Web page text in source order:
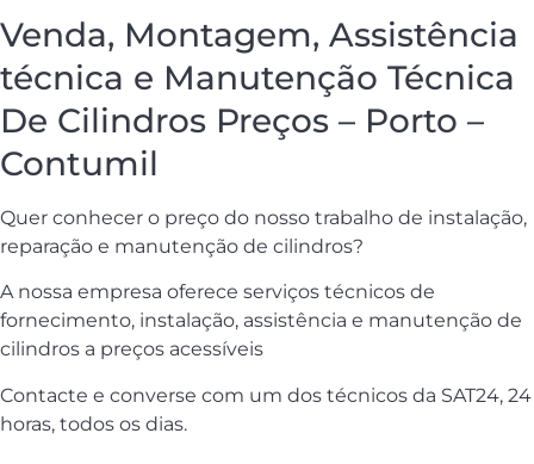
Venda, Montagem, Assistência
técnica e Manutenção Técnica
De Cilindros Preços – Porto –
Contumil
Quer conhecer o preço do nosso trabalho de instalação,
reparação e manutenção de cilindros?
A nossa empresa oferece serviços técnicos de
fornecimento, instalação, assistência e manutenção de
cilindros a preços acessíveis
Contacte e converse com um dos técnicos da SAT24, 24
horas, todos os dias.